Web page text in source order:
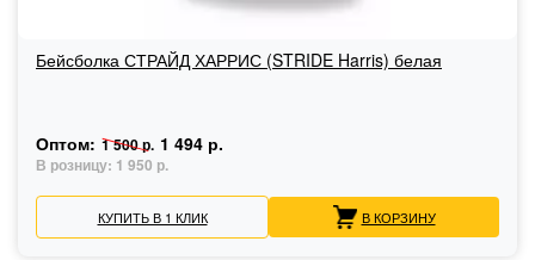
Бейсболка СТРАЙД ХАРРИС (STRIDE Harris) белая
Оптом: 1 500 р. 1 494 р.
В розницу: 1 950 р.
КУПИТЬ В 1 КЛИК В КОРЗИНУ